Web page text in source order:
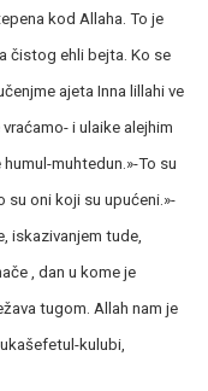
kod Allaha. To je
čistog ehli bejta. Ko se
ajeta Inna lillahi ve
i ulaike alejhim
muhtedun.»-To su
su oni koji su upućeni.»-
iskazivanjem tude,
, dan u kome je
tugom. Allah nam je
kulubi,